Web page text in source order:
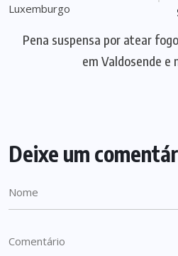
Pena suspensa por atear
em Valdosende e
Deixe um